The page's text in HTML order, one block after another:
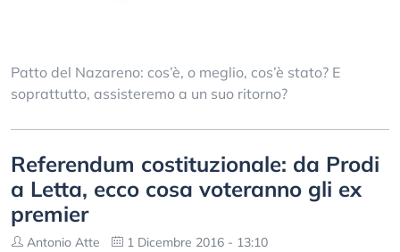
Patto del Nazareno: cos’è, o meglio, cos’è stato? E
soprattutto, assisteremo a un suo ritorno?
Referendum costituzionale: da Prodi
a Letta, ecco cosa voteranno gli ex
premier
Antonio Atte 1 Dicembre 2016 - 13:10